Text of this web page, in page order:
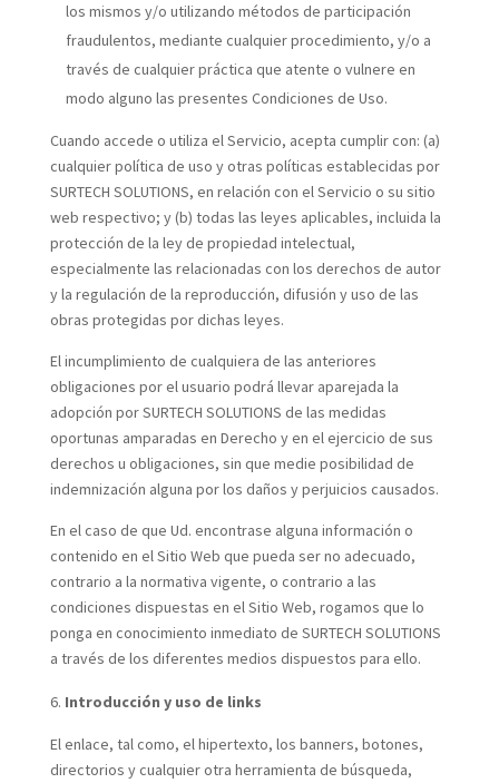
los mismos y/o utilizando métodos de participación
fraudulentos, mediante cualquier procedimiento, y/o a
través de cualquier práctica que atente o vulnere en
modo alguno las presentes Condiciones de Uso.
Cuando accede o utiliza el Servicio, acepta cumplir con: (a)
cualquier política de uso y otras políticas establecidas por
SURTECH SOLUTIONS, en relación con el Servicio o su sitio
web respectivo; y (b) todas las leyes aplicables, incluida la
protección de la ley de propiedad intelectual,
especialmente las relacionadas con los derechos de autor
y la regulación de la reproducción, difusión y uso de las
obras protegidas por dichas leyes.
El incumplimiento de cualquiera de las anteriores
obligaciones por el usuario podrá llevar aparejada la
adopción por SURTECH SOLUTIONS de las medidas
oportunas amparadas en Derecho y en el ejercicio de sus
derechos u obligaciones, sin que medie posibilidad de
indemnización alguna por los daños y perjuicios causados.
En el caso de que Ud. encontrase alguna información o
contenido en el Sitio Web que pueda ser no adecuado,
contrario a la normativa vigente, o contrario a las
condiciones dispuestas en el Sitio Web, rogamos que lo
ponga en conocimiento inmediato de SURTECH SOLUTIONS
a través de los diferentes medios dispuestos para ello.
Introducción y uso de links
El enlace, tal como, el hipertexto, los banners, botones,
directorios y cualquier otra herramienta de búsqueda,